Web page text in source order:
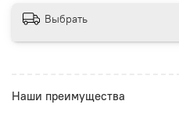
Выбрать
Наши преимущества